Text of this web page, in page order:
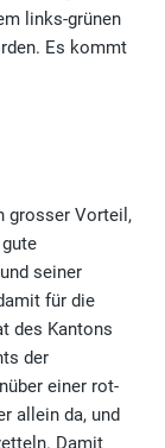
links-grünen
Es kommt
grosser Vorteil,
seiner
für die
des Kantons
der
einer rot-
allein da, und
Damit